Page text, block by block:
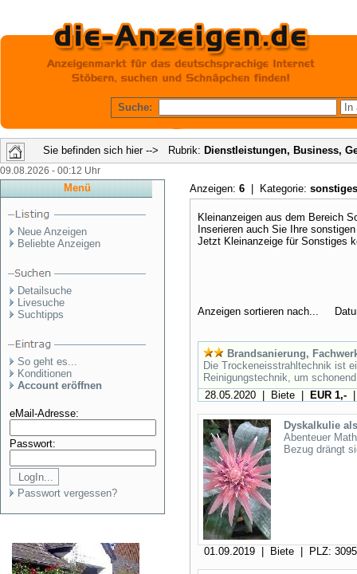
Suche:
Sie befinden sich hier --> Rubrik: Dienstleistungen, Business,
09.08.2026 - 00:12 Uhr
Menü
Neue Anzeigen
Beliebte Anzeigen
Detailsuche
Livesuche
Suchtipps
So geht es...
Konditionen
Account eröffnen
eMail-Adresse:
Passwort:
Passwort vergessen?
Anzeigen: 6 | Kategorie:
Kleinanzeigen aus dem Bereich
Inserieren auch Sie Ihre
Jetzt Kleinanzeige für Sonstiges
Anzeigen sortieren nach...
Brandsanierung,
Die Trockeneisstrahltechnik ist
Reinigungstechnik, um
28.05.2020 | Biete |
EUR 1,-
Dyskalkulie
Abenteuer
Bezug drängt
01.09.2019 | Biete | PLZ: